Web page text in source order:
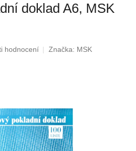
doklad A6, MSK
hodnocení Značka: MSK